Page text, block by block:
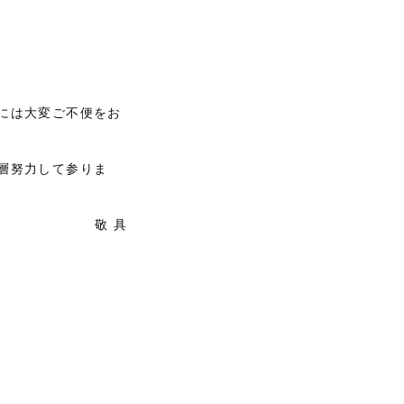
は大変ご不便をお
努力して参りま
敬 具